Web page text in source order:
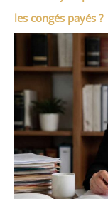
les congés payés ?